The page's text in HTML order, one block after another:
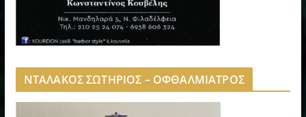
ΝΤΑΛΑΚΟΣ ΣΩΤΗΡΙΟΣ – ΟΦΘΑΛΜΙΑΤΡΟΣ